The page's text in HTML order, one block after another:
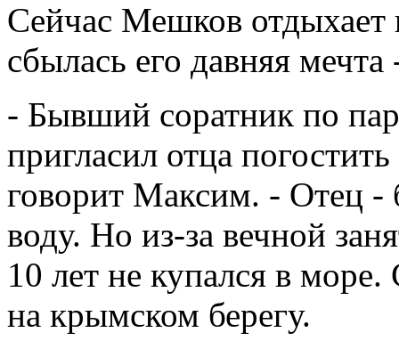
Сейчас Мешков
сбылась его давняя
- Бывший соратник по
пригласил отца
говорит Максим. - Отец
воду. Но из-за вечной
10 лет не купался в море.
на крымском берегу.